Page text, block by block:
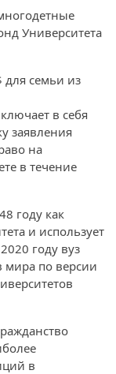
Университета
для семьи из
в себя
заявления
на
в течение
году как
и использует
году вуз
мира по версии
в